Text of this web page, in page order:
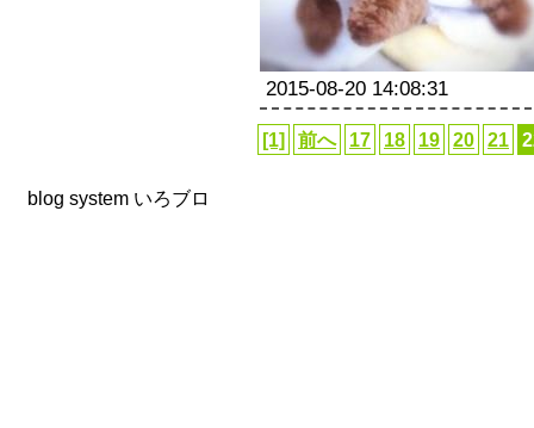
2015-08-20 14:08:31
[1] 前へ 17 18 19 20 21
blog system いろブロ